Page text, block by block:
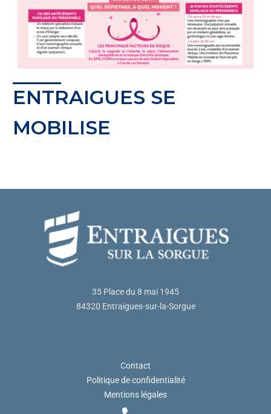
ENTRAIGUES SE
MOBILISE
35 Place du 8 mai 1945
84320 Entraigues-sur-la-Sorgue
Contact
Politique de confidentialité
Mentions légales